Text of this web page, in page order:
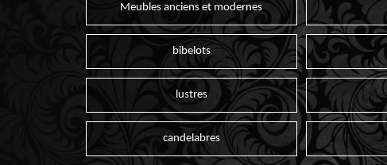
Meubles anciens et modernes
bibelots
lustres
candelabres